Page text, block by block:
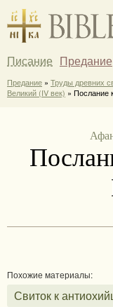
Писание Предание
Предание » Труды древних
Великий (IV век) » Послание
Похожие материалы:
Свиток к